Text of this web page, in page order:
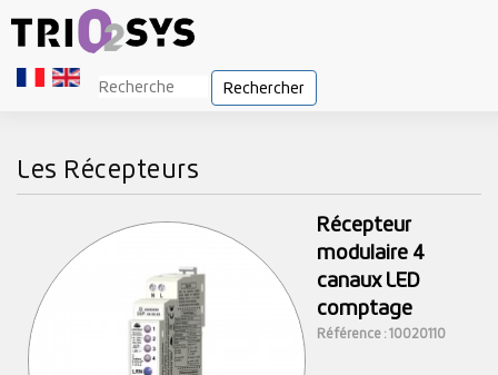
Rechercher
Les Récepteurs
Récepteur
modulaire 4
canaux LED
comptage
Référence : 10020110